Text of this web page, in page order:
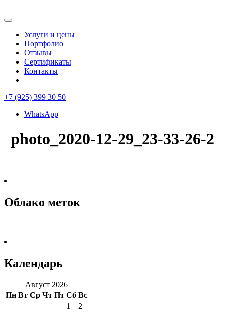
Услуги и цены
Портфолио
Отзывы
Сертификаты
Контакты
+7 (925) 399 30 50
WhatsApp
photo_2020-12-29_23-33-26-2
Облако меток
Календарь
Август 2026
Пн Вт Ср Чт Пт Сб Вс
1
2